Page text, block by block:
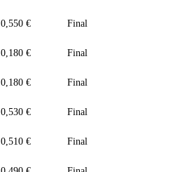
0,550 € Final
0,180 € Final
0,180 € Final
0,530 € Final
0,510 € Final